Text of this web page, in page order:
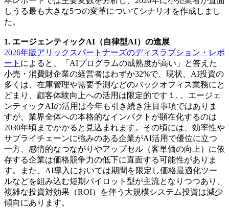
しうる最も大きな5つの変革についてシナリオを作成しまし
た。
1. エージェンティックAI（自律型AI）の進展
2026年版アリックスパートナーズのディスラプション・レポ
ート によると、「AIプログラムの成熟度が高い」と答えた
小売・消費財企業の経営者はわずか32%で、現状、AI投資の
多くは、在庫管理や需要予測などのバックオフィス業務にと
どまり、顧客体験向上への活用は限定的です１. 。エージェ
ンティックAIの活用は今年も引き続き注目事項ではありま
すが、業界全体への本格的なインパクトが顕在化するのは
2030年頃までかかると見込まれます。その頃には、効率性や
サプライチェーンに強みのある企業がAI活用で優位に立つ
一方、感情的なつながりやアップセル（客単価の向上）に依
存する企業は価格競争力の低下に直面する可能性がありま
す。また、AI導入においては期間を限定し価格最適化ツー
ルなどを組み込む短期パイロット型が主流となりつつあり、
複雑な投資対効果（ROI）を伴う大規模システム投資は減少
傾向にあります。